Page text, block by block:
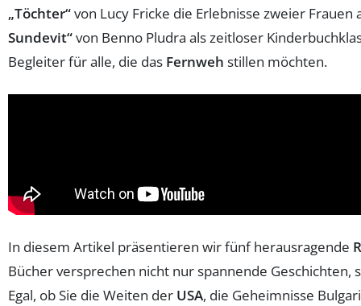
„Töchter“von Lucy Fricke die Erlebnisse zweier
Sundevit“von Benno Pludra als zeitloser
Begleiter für alle, die das Fernweh stillen möchten.
In diesem Artikel präsentieren wir fünf herausragende
Bücher versprechen nicht nur spannende
Egal, ob Sie die Weiten der USA, die Geheimnisse